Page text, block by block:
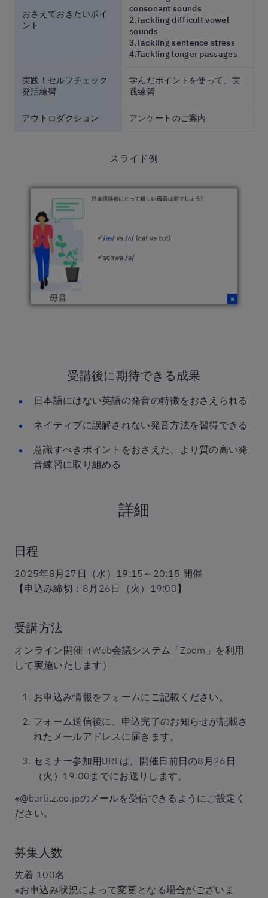
おさえておきたいポイ
ント
consonant sounds
2.Tackling difficult vowel
sounds
3.Tackling sentence stress
4.Tackling longer passages
実践！セルフチェック
発話練習
学んだポイントを使って、実
践練習
アウトロダクション アンケートのご案内
スライド例
受講後に期待できる成果
日本語にはない英語の発音の特徴をおさえられる
ネイティブに誤解されない発音方法を習得できる
意識すべきポイントをおさえた、より質の高い発
音練習に取り組める
詳細
日程
2025年8月27日（水）19:15～20:15 開催
【申込み締切：8月26日（火）19:00】
受講方法
オンライン開催（Web会議システム「Zoom」を利用
して実施いたします）
お申込み情報をフォームにご記載ください。
フォーム送信後に、申込完了のお知らせが記載さ
れたメールアドレスに届きます。
セミナー参加用URLは、開催日前日の8月26日
（火）19:00までにお送りします。
※@berlitz.co.jpのメールを受信できるようにご設定く
ださい。
募集人数
先着 100名
※お申込み状況によって変更となる場合がございま